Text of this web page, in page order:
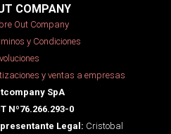
COMPANY
Out Company
y Condiciones
y ventas a empresas
SpA
Nº76.266.293-0
Legal: Cristobal